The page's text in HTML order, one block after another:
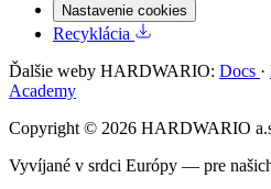
Nastavenie cookies
Recyklácia
Ďalšie weby HARDWARIO: Docs ·
Academy
Copyright © 2026 HARDWARIO
Vyvíjané v srdci Európy — pre